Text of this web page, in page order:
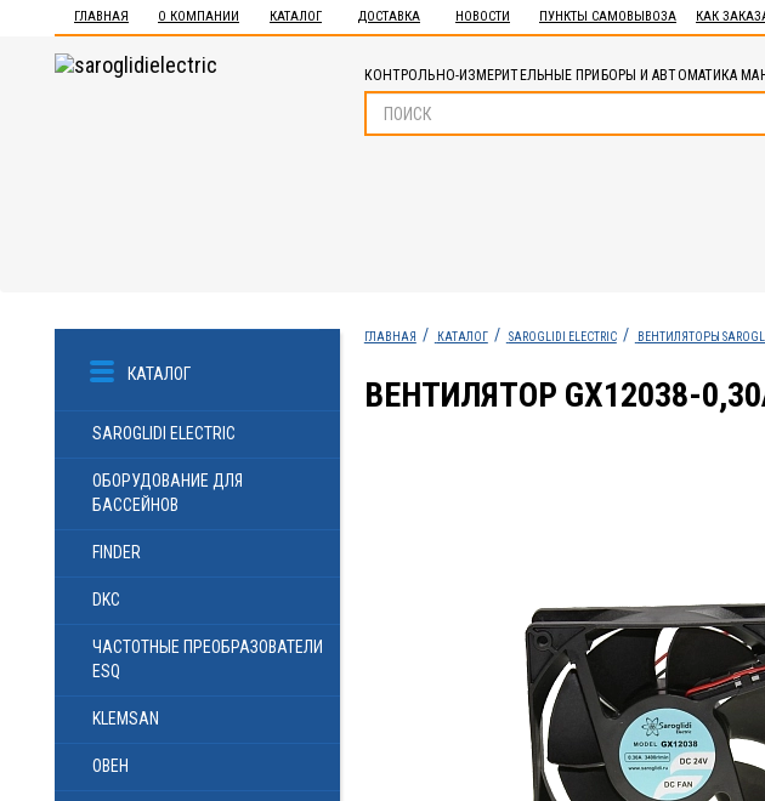
ГЛАВНАЯ О КОМПАНИИ КАТАЛОГ ДОСТАВКА НОВОСТИ ПУНКТЫ САМОВЫВОЗА КАК
КОНТРОЛЬНО-ИЗМЕРИТЕЛЬНЫЕ ПРИБОРЫ И АВТОМАТИКА
КАТАЛОГ
SAROGLIDI ELECTRIC
ОБОРУДОВАНИЕ ДЛЯ
БАССЕЙНОВ
FINDER
DKC
ЧАСТОТНЫЕ ПРЕОБРАЗОВАТЕЛИ
ESQ
KLEMSAN
ОВЕН
ГЛАВНАЯ КАТАЛОГ SAROGLIDI ELECTRIC ВЕНТИЛЯТОРЫ
ВЕНТИЛЯТОР GX12038-